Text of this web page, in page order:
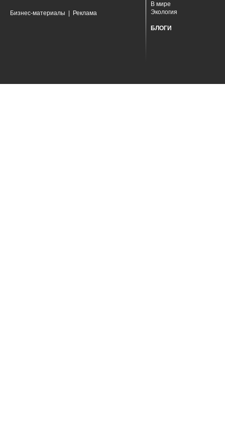
Бизнес-материалы Реклама
В мире
Экология
БЛОГИ